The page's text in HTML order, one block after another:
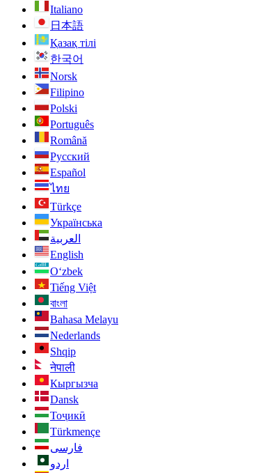
Italiano
日本語
Қазақ тілі
한국어
Norsk
Filipino
Polski
Português
Română
Русский
Español
ไทย
Türkçe
Українська
العربية
English
O‘zbek
Tiếng Việt
বাংলা
Bahasa Melayu
Nederlands
Shqip
नेपाली
Кыргызча
Dansk
Тоҷикӣ
Türkmençe
فارسی
اردو